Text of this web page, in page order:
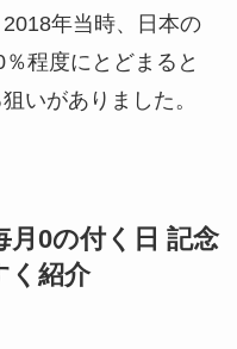
年当時、日本の
程度にとどまると
いがありました。
月0の付く日 記念
く紹介